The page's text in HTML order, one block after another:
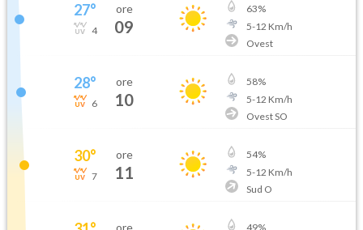
27°
4
ore
09
63%
5-12 Km/h
Ovest
28°
6
ore
10
58%
5-12 Km/h
Ovest SO
30°
7
ore
11
54%
5-12 Km/h
Sud O
ore 49%